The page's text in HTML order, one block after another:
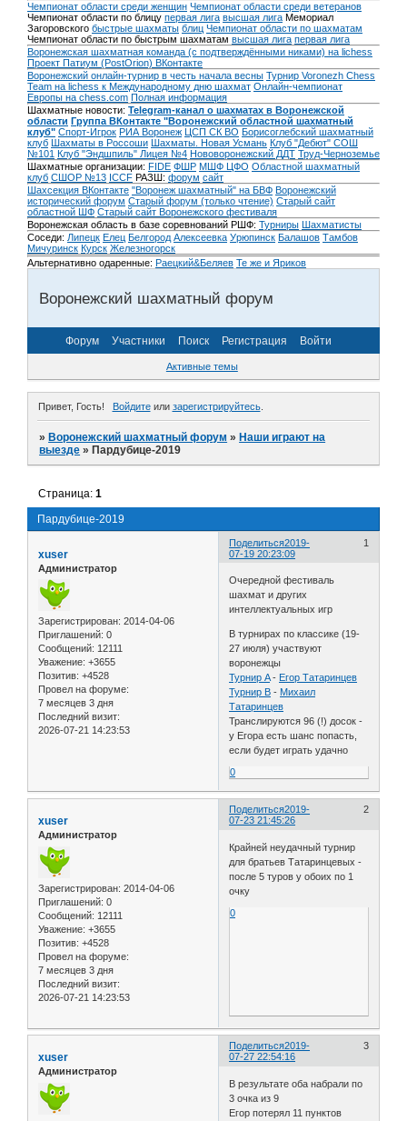
Чемпионат области среди женщин Чемпионат области среди ветеранов
Чемпионат области по блицу первая лига высшая лига Мемориал
Загоровского быстрые шахматы блиц Чемпионат области по шахматам
Чемпионат области по быстрым шахматам высшая лига первая лига
Воронежская шахматная команда (с подтверждёнными никами) на lichess
Проект Патиум (PostOrion) ВКонтакте
Воронежский онлайн-турнир в честь начала весны Турнир Voronezh Chess
Team на lichess к Международному дню шахмат Онлайн-чемпионат
Европы на chess.com Полная информация
Шахматные новости: Telegram-канал о шахматах в Воронежской
области Группа ВКонтакте "Воронежский областной шахматный
клуб" Спорт-Игрок РИА Воронеж ЦСП СК ВО Борисоглебский шахматный
клуб Шахматы в Россоши Шахматы. Новая Усмань Клуб "Дебют" СОШ
№101 Клуб "Эндшпиль" Лицея №4 Нововоронежский ДДТ Труд-Черноземье
Шахматные организации: FIDE ФШР МШФ ЦФО Областной шахматный
клуб СШОР №13 ICCF РАЗШ: форум сайт
Шахсекция ВКонтакте "Воронеж шахматный" на БВФ Воронежский
исторический форум Cтарый форум (только чтение) Старый сайт
областной ШФ Старый сайт Воронежского фестиваля
Воронежская область в базе соревнований РШФ: Турниры Шахматисты
Соседи: Липецк Елец Белгород Алексеевка Урюпинск Балашов Тамбов
Мичуринск Курск Железногорск
Альтернативно одаренные: Раецкий&Беляев Те же и Яриков
Воронежский шахматный форум
Форум Участники Поиск Регистрация Войти
Активные темы
Привет, Гость! Войдитеили зарегистрируйтесь.
»Воронежский шахматный форум »Наши играют на
выезде »Пардубице-2019
Пардубице-2019
Страница:1
Поделиться 1
2019-
07-19 20:23:09
xuser
Администратор
Зарегистрирован: 2014-04-06
Приглашений: 0
Сообщений: 12111
Уважение: +3655
Позитив: +4528
Провел на форуме:
7 месяцев 3 дня
Последний визит:
2026-07-21 14:23:53
Очередной фестиваль
шахмат и других
интеллектуальных игр
В турнирах по классике (19-
27 июля) участвуют
воронежцы
Турнир A- Егор Татаринцев
Турнир B - Михаил
Татаринцев
Транслируются 96 (!) досок -
у Егора есть шанс попасть,
если будет играть удачно
0
Поделиться 2
2019-
07-23 21:45:26
xuser
Администратор
Зарегистрирован: 2014-04-06
Приглашений: 0
Сообщений: 12111
Уважение: +3655
Позитив: +4528
Провел на форуме:
7 месяцев 3 дня
Последний визит:
2026-07-21 14:23:53
Крайней неудачный турнир
для братьев Татаринцевых -
после 5 туров у обоих по 1
очку
0
Поделиться 3
2019-
07-27 22:54:16
xuser
Администратор
В результате оба набрали по
3 очка из 9
Егор потерял 11 пунктов